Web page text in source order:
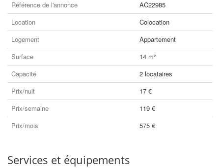
Référence de l'annonce
AC22985
Location
Colocation
Logement
Appartement
Surface
14 m²
Capacité
2 locataires
Prix/nuit
17 €
Prix/semaine
119 €
Prix/mois
575 €
Services et équipements